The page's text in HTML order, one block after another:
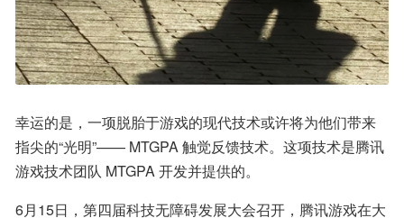
幸运的是，一项脱胎于游戏的现代技术或许将为他们带来
指尖的“光明”—— MTGPA 触觉反馈技术。这项技术是腾讯
游戏技术团队 MTGPA 开发并提供的。
6月15日，第四届科技无障碍发展大会召开，腾讯游戏在大